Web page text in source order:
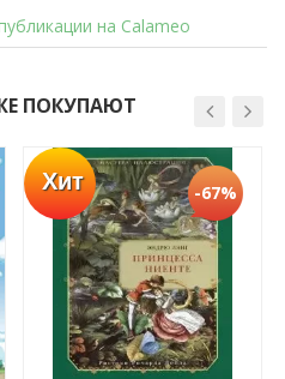
на Calameo
ПОКУПАЮТ
Хит -67%